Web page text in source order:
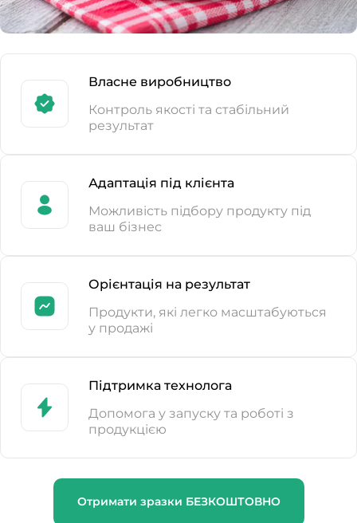
Власне виробництво
Контроль якості та стабільний
результат
Адаптація під клієнта
Можливість підбору продукту під
ваш бізнес
Орієнтація на результат
Продукти, які легко масштабуються
у продажі
Підтримка технолога
Допомога у запуску та роботі з
продукцією
Отримати зразки БЕЗКОШТОВНО